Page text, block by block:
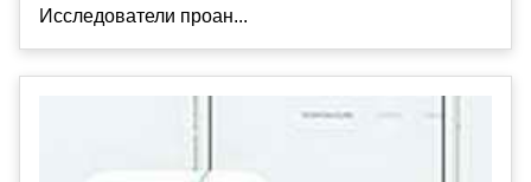
Исследователи проан...